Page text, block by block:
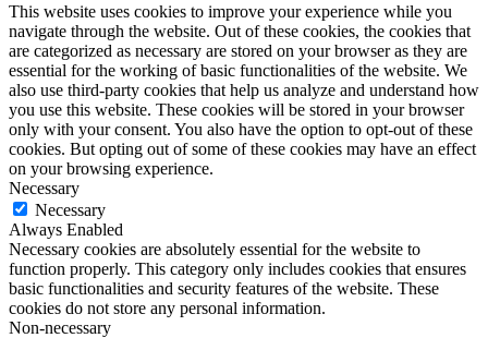
This website uses cookies to improve your experience while you
navigate through the website. Out of these cookies, the cookies that
are categorized as necessary are stored on your browser as they are
essential for the working of basic functionalities of the website. We
also use third-party cookies that help us analyze and understand how
you use this website. These cookies will be stored in your browser
only with your consent. You also have the option to opt-out of these
cookies. But opting out of some of these cookies may have an effect
on your browsing experience.
Necessary
Necessary
Always Enabled
Necessary cookies are absolutely essential for the website to
function properly. This category only includes cookies that ensures
basic functionalities and security features of the website. These
cookies do not store any personal information.
Non-necessary